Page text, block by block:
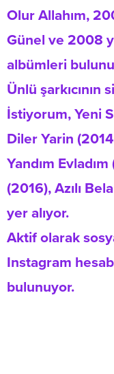
Olur Allahım,
Günel ve 2008
albümleri
Ünlü şarkıcının
İstiyorum, Yeni
Diler Yarin
Yandım
(2016), Azılı
yer alıyor.
Aktif olarak
Instagram
bulunuyor.